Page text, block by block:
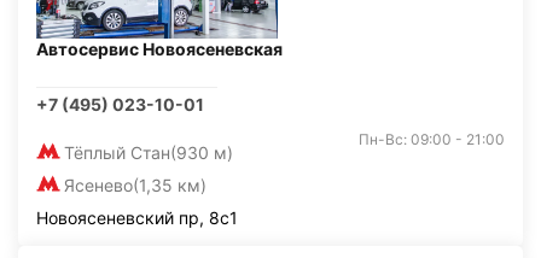
Автосервис Новоясеневская
+7 (495) 023-10-01
Тёплый Стан(930 м)
Ясенево(1,35 км)
Пн-Вс: 09:00 - 21:00
Новоясеневский пр, 8с1